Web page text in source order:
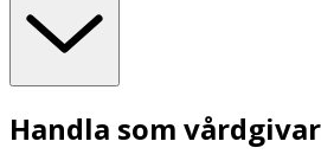
Handla som